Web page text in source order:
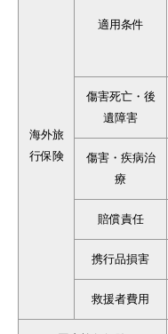
海外旅
行保険
適用条件
傷害死亡・後
遺障害
傷害・疾病治
療
賠償責任
携行品損害
救援者費用